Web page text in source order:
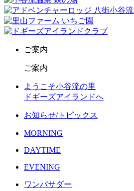
ご案内
ご案内
ようこそ小谷流の里
ドギーズアイランドへ
お知らせ/トピックス
MORNING
DAYTIME
EVENING
ワンバサダー